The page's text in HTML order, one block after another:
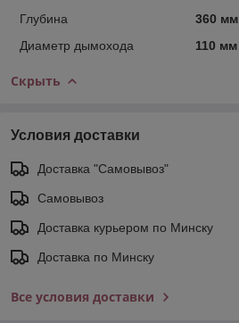
Глубина
360 мм
Диаметр дымохода
110 мм
Скрыть
Условия доставки
Доставка "Самовывоз"
Самовывоз
Доставка курьером по Минску
Доставка по Минску
Все условия доставки